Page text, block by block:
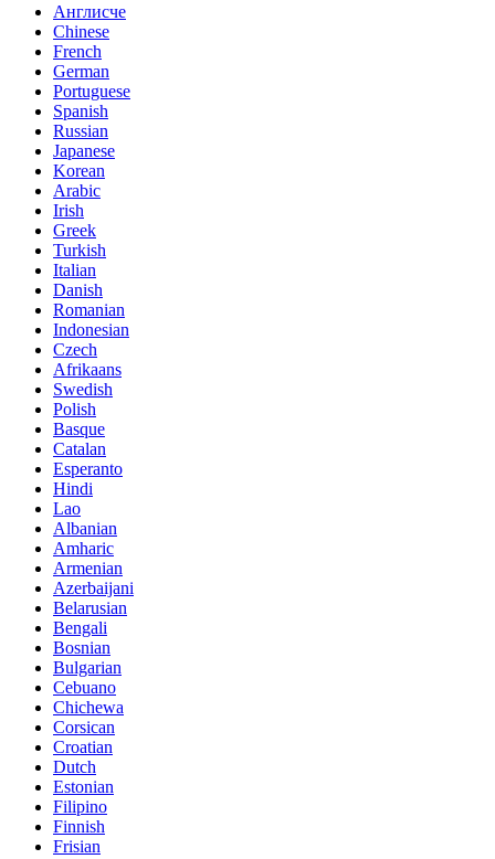
Англисче
Chinese
French
German
Portuguese
Spanish
Russian
Japanese
Korean
Arabic
Irish
Greek
Turkish
Italian
Danish
Romanian
Indonesian
Czech
Afrikaans
Swedish
Polish
Basque
Catalan
Esperanto
Hindi
Lao
Albanian
Amharic
Armenian
Azerbaijani
Belarusian
Bengali
Bosnian
Bulgarian
Cebuano
Chichewa
Corsican
Croatian
Dutch
Estonian
Filipino
Finnish
Frisian